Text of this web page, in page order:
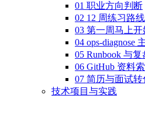
01 职业方向判断
02 12 周练习路线
03 第一周马上开
04 ops-diagnose
05 Runbook 与复
06 GitHub 资料索
07 简历与面试转
技术项目与实践